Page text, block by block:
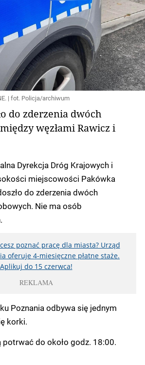
| fot. Policja/archiwum
do zderzenia dwóch
węzłami Rawicz i
Dyrekcja Dróg Krajowych i
miejscowości Pakówka
do zderzenia dwóch
Nie ma osób
poznać pracę dla miasta? Urząd
oferuje 4-miesięczne płatne staże.
Aplikuj do 15 czerwca!
REKLAMA
Poznania odbywa się jednym
korki.
potrwać do około godz. 18:00.